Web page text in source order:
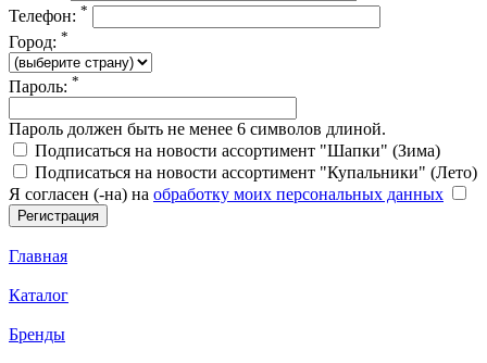
Телефон: *
Город: *
Пароль: *
Пароль должен быть не менее 6 символов длиной.
Подписаться на новости ассортимент "Шапки" (Зима)
Подписаться на новости ассортимент "Купальники" (Лето)
Я согласен (-на) на обработку моих персональных данных
Главная
Каталог
Бренды